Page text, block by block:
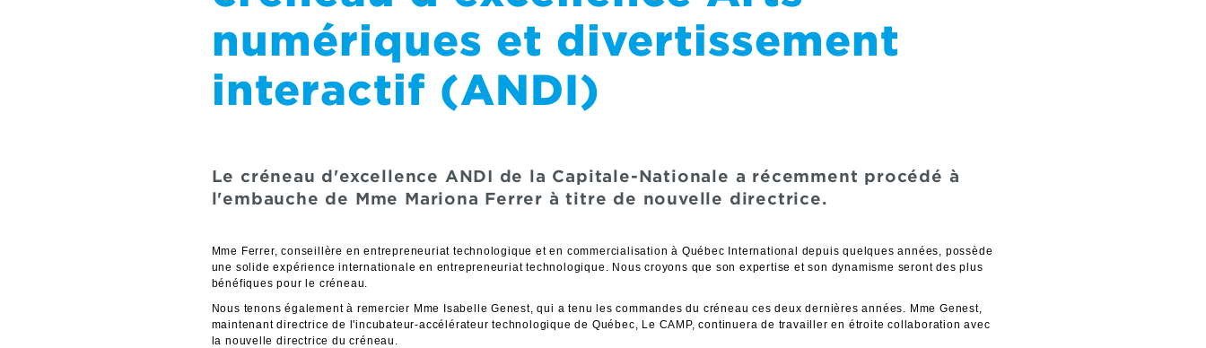
numériques et divertissement
interactif (ANDI)
Le créneau d'excellence ANDI de la Capitale-Nationale a récemment procédé à
l'embauche de Mme Mariona Ferrer à titre de nouvelle directrice.
Mme Ferrer, conseillère en entrepreneuriat technologique et en commercialisation à Québec International depuis quelques années, possède
une solide expérience internationale en entrepreneuriat technologique. Nous croyons que son expertise et son dynamisme seront des plus
bénéfiques pour le créneau.
Nous tenons également à remercier Mme Isabelle Genest, qui a tenu les commandes du créneau ces deux dernières années. Mme Genest,
maintenant directrice de l'incubateur-accélérateur technologique de Québec, Le CAMP, continuera de travailler en étroite collaboration avec
la nouvelle directrice du créneau.